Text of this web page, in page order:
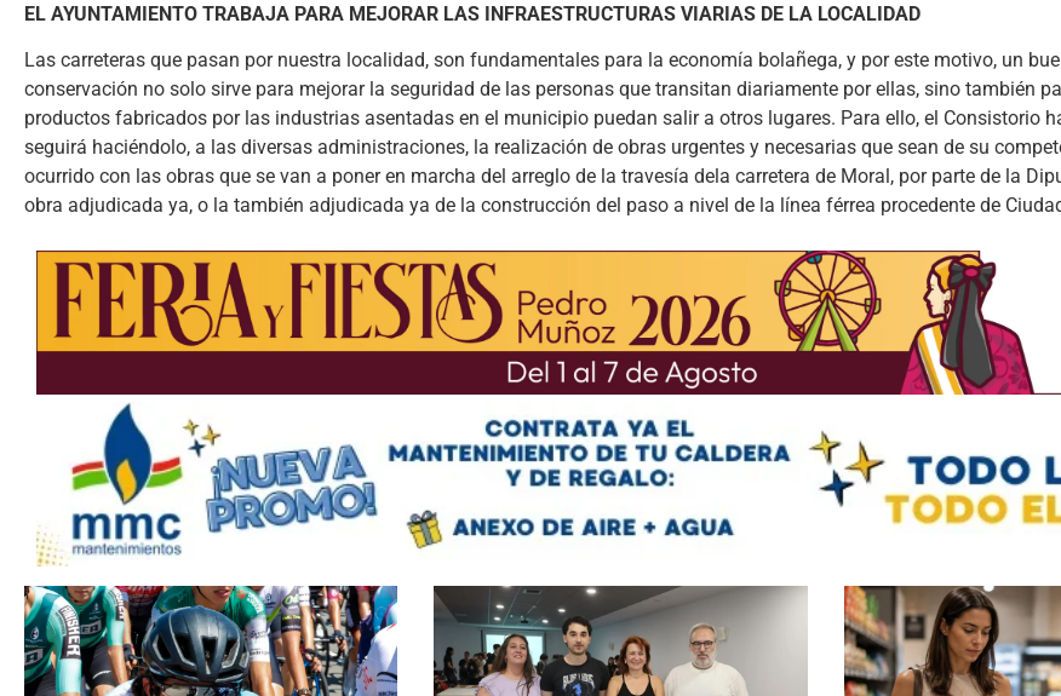
EL AYUNTAMIENTO TRABAJA PARA MEJORAR LAS INFRAESTRUCTURAS VIARIAS DE LA LOCALIDAD
Las carreteras que pasan por nuestra localidad, son fundamentales para la economía bolañega, y por este motivo, un
conservación no solo sirve para mejorar la seguridad de las personas que transitan diariamente por ellas, sino también
productos fabricados por las industrias asentadas en el municipio puedan salir a otros lugares. Para ello, el Consistorio
seguirá haciéndolo, a las diversas administraciones, la realización de obras urgentes y necesarias que sean de su
ocurrido con las obras que se van a poner en marcha del arreglo de la travesía dela carretera de Moral, por parte de la
obra adjudicada ya, o la también adjudicada ya de la construcción del paso a nivel de la línea férrea procedente de